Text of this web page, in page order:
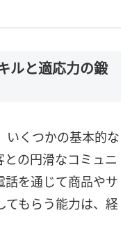
ルと適応力の鍛
いくつかの基本的な
の円滑なコミュニ
話を通じて商品やサ
てもらう能力は、経